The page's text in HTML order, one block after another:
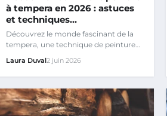
à tempera en 2026 : astuces
et techniques…
Découvrez le monde fascinant de la
tempera, une technique de peinture
ancienne souvent…
Laura Duval2 juin 2026